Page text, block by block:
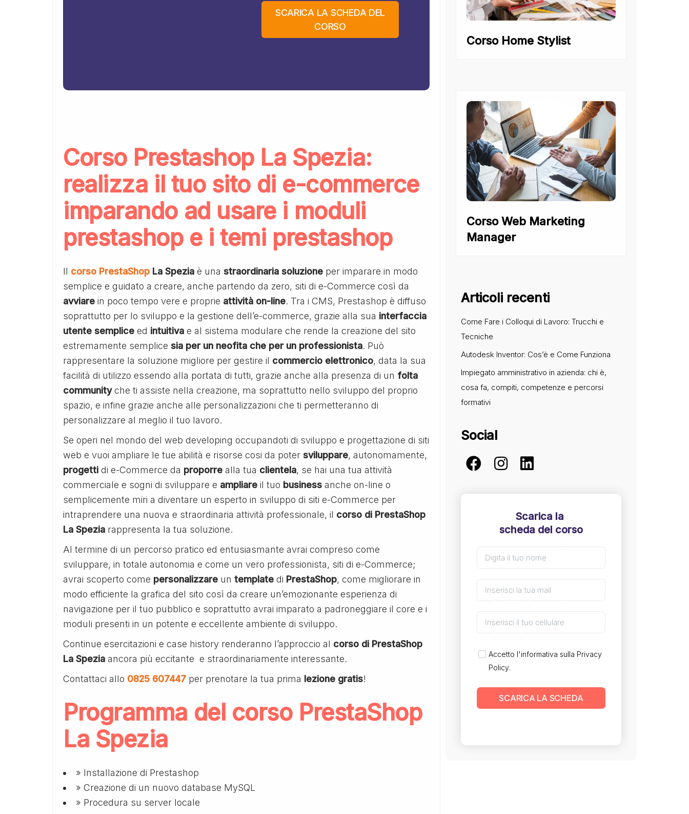
SCARICA LA SCHEDA DEL
CORSO
Corso Prestashop La Spezia:
realizza il tuo sito di e-commerce
imparando ad usare i moduli
prestashop e i temi prestashop
Il corso PrestaShop La Spezia è una straordinaria soluzione per imparare in modo
semplice e guidato a creare, anche partendo da zero, siti di e-Commerce così da
avviare in poco tempo vere e proprie attività on-line. Tra i CMS, Prestashop è diffuso
soprattutto per lo sviluppo e la gestione dell’e-commerce, grazie alla sua interfaccia
utente semplice ed intuitiva e al sistema modulare che rende la creazione del sito
estremamente semplice sia per un neofita che per un professionista. Può
rappresentare la soluzione migliore per gestire il commercio elettronico, data la sua
facilità di utilizzo essendo alla portata di tutti, grazie anche alla presenza di un folta
communityche ti assiste nella creazione, ma soprattutto nello sviluppo del proprio
spazio, e infine grazie anche alle personalizzazioni che ti permetteranno di
personalizzare al meglio il tuo lavoro.
Se operi nel mondo del web developing occupandoti di sviluppo e progettazione di siti
web e vuoi ampliare le tue abilità e risorse cosi da poter sviluppare, autonomamente,
progetti di e-Commerce da proporre alla tua clientela, se hai una tua attività
commerciale e sogni di sviluppare e ampliare il tuo business anche on-line o
semplicemente miri a diventare un esperto in sviluppo di siti e-Commerce per
intraprendere una nuova e straordinaria attività professionale, il corso di PrestaShop
La Spezia rappresenta la tua soluzione.
Al termine di un percorso pratico ed entusiasmante avrai compreso come
sviluppare, in totale autonomia e come un vero professionista, siti di e-Commerce;
avrai scoperto come personalizzare un template di PrestaShop, come migliorare in
modo efficiente la grafica del sito così da creare un’emozionante esperienza di
navigazione per il tuo pubblico e soprattutto avrai imparato a padroneggiare il core e i
moduli presenti in un potente e eccellente ambiente di sviluppo.
Continue esercitazioni e case history renderanno l’approccio al corso di PrestaShop
La Spezia ancora più eccitante e straordinariamente interessante.
Contattaci allo 0825 607447 per prenotare la tua prima lezione gratis!
Programma del corso PrestaShop
La Spezia
» Installazione di Prestashop
» Creazione di un nuovo database MySQL
» Procedura su server locale
Corso Home Stylist
Corso Web Marketing
Manager
Articoli recenti
Come Fare i Colloqui di Lavoro: Trucchi e
Tecniche
Autodesk Inventor: Cos’è e Come Funziona
Impiegato amministrativo in azienda: chi è,
cosa fa, compiti, competenze e percorsi
formativi
Social
Scarica la
scheda del corso
Accetto l'informativa sulla Privacy
Policy.
SCARICA LA SCHEDA